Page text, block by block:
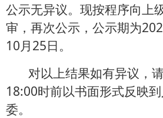
公示无异议。现按程序向上
审，再次公示，公示期为
10月25日。
对以上结果如有异议，
18:00时前以书面形式反映
委。